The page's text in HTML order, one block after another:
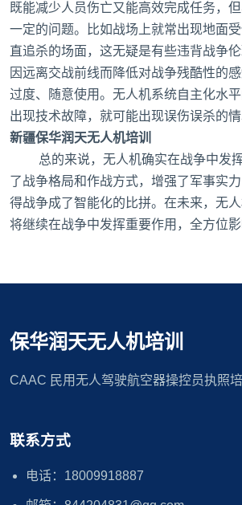
既能减少人员伤亡又能高效完成任务，
一定的问题。比如战场上就常出现地面
直追杀的场面，这无疑是有些违背战争
因远离交战前线而降低对战争残酷性的
过度、随意使用。无人机系统自主化水
出现技术故障，就可能出现误伤误杀的情
新疆保华润天无人机培训
总的来说，无人机确实在战争中发挥
了战争格局和作战方式，增强了军事实
得战争成了智能化的比拼。在未来，无
将继续在战争中发挥重要作用，全方位影
保华润天无人机培训
CAAC 民用无人驾驶航空器操控员执照培
联系方式
电话：18009918887